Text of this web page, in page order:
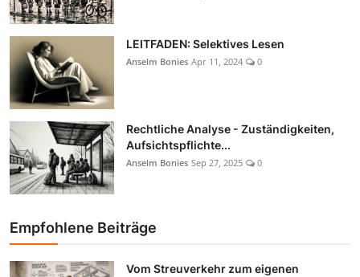
LEITFADEN: Selektives Lesen
Anselm Bonies Apr 11, 2024 0
Rechtliche Analyse - Zuständigkeiten,
Aufsichtspflichte...
Anselm Bonies Sep 27, 2025 0
Empfohlene Beiträge
Vom Streuverkehr zum eigenen